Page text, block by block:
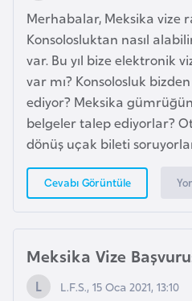
Merhabalar, Meksika vize
Konsolosluktan nasıl
var. Bu yıl bize elektronik
var mı? Konsolosluk
ediyor? Meksika
belgeler talep ediyorlar?
dönüş uçak bileti
Cevabı Görüntüle
Meksika Vize
L.F.S., 15 Oca 2021, 13:10
l
a
İ
n
i
l
t
e
r